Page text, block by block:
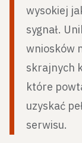
wysokiej
sygnał.
wniosków
skrajnych
które
uzyskać
serwisu.